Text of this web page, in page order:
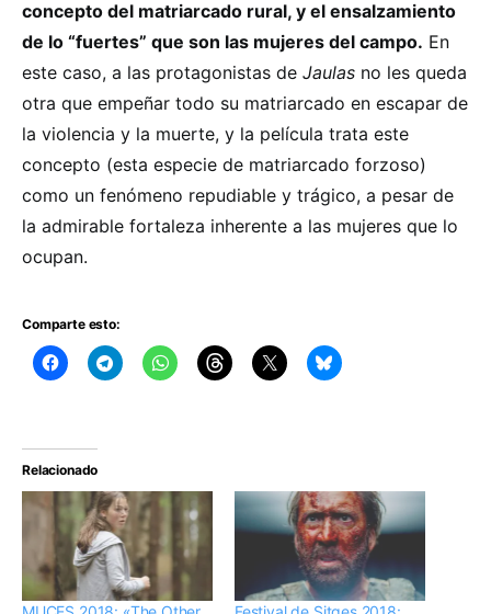
concepto del matriarcado rural, y el ensalzamiento
de lo “fuertes” que son las mujeres del campo. En
este caso, a las protagonistas de Jaulas no les queda
otra que empeñar todo su matriarcado en escapar de
la violencia y la muerte, y la película trata este
concepto (esta especie de matriarcado forzoso)
como un fenómeno repudiable y trágico, a pesar de
la admirable fortaleza inherente a las mujeres que lo
ocupan.
Comparte esto:
Relacionado